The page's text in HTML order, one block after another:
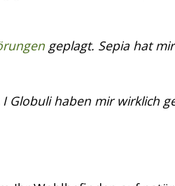
geplagt. Sepia hat
Globuli haben mir wirklich